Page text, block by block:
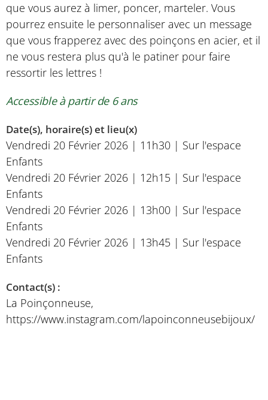
que vous aurez à limer, poncer, marteler. Vous
pourrez ensuite le personnaliser avec un message
que vous frapperez avec des poinçons en acier, et il
ne vous restera plus qu'à le patiner pour faire
ressortir les lettres !
Accessible à partir de 6 ans
Date(s), horaire(s) et lieu(x)
Vendredi 20 Février 2026 | 11h30 | Sur l'espace
Enfants
Vendredi 20 Février 2026 | 12h15 | Sur l'espace
Enfants
Vendredi 20 Février 2026 | 13h00 | Sur l'espace
Enfants
Vendredi 20 Février 2026 | 13h45 | Sur l'espace
Enfants
Contact(s) :
La Poinçonneuse,
https://www.instagram.com/lapoinconneusebijoux/